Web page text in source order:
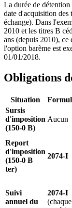
La durée de
date d'acquisition des
échange). Dans
2010 et les titres B
ans (depuis 2010),
l'option barème est
01/01/2018.
Obligations
Situation
Sursis
d'imposition
(150-0 B)
Aucun
Report
d'imposition
(150-0 B
ter)
2074-I
Suivi
annuel du
2074-I
(chaque